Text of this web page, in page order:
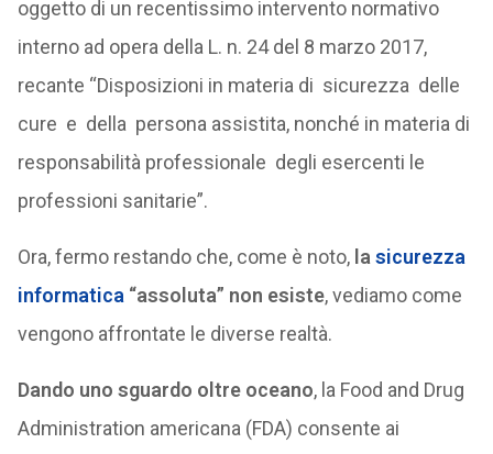
oggetto di un recentissimo intervento normativo
interno ad opera della L. n. 24 del 8 marzo 2017,
recante “Disposizioni in materia di sicurezza delle
cure e della persona assistita, nonché in materia di
responsabilità professionale degli esercenti le
professioni sanitarie”.
Ora, fermo restando che, come è noto, la sicurezza
informatica “assoluta” non esiste, vediamo come
vengono affrontate le diverse realtà.
Dando uno sguardo oltre oceano, la Food and Drug
Administration americana (FDA) consente ai